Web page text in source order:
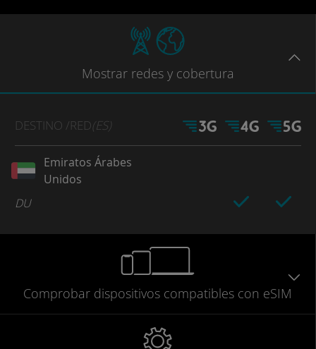
Mostrar redes y cobertura
DESTINO /RED(ES)
Emiratos Árabes
Unidos
DU
Comprobar dispositivos compatibles con eSIM